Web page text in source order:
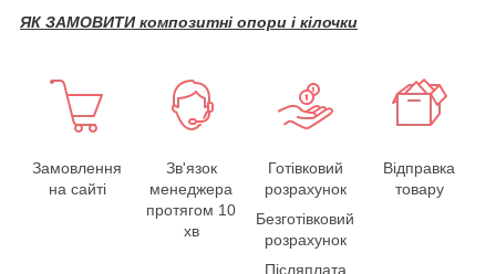
ЯК ЗАМОВИТИ композитні опори і кілочки
Замовлення
на сайті
Зв'язок
менеджера
протягом 10
хв
Готівковий
розрахунок
Безготівковий
розрахунок
Післяплата
Відправка
товару